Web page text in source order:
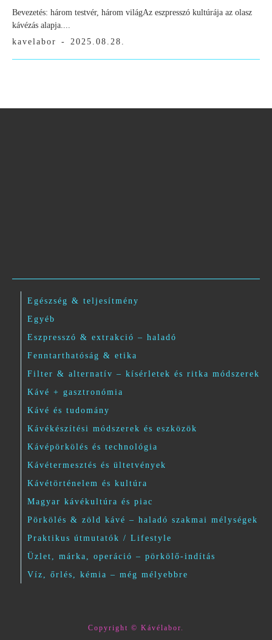
Bevezetés: három testvér, három világAz eszpresszó kultúrája az olasz
kávézás alapja....
kavelabor
- 2025.08.28.
Egészség & teljesítmény
Egyéb
Eszpresszó & extrakció – haladó
Fenntarthatóság & etika
Filter & alternatív – kísérletek és ritka módszerek
Kávé + gasztronómia
Kávé és tudomány
Kávékészítési módszerek és eszközök
Kávépörkölés és technológia
Kávétermesztés és ültetvények
Kávétörténelem és kultúra
Magyar kávékultúra és piac
Pörkölés & zöld kávé – haladó szakmai mélységek
Praktikus útmutatók / Lifestyle
Üzlet, márka, operáció – pörkölő-indítás
Víz, őrlés, kémia – még mélyebbre
Copyright © Kávélabor.